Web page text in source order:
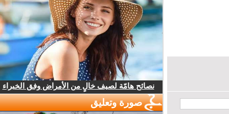
نصائح هامّة لصيف خالٍ من الأمراض وفق الخبراء
صورة وتعليق